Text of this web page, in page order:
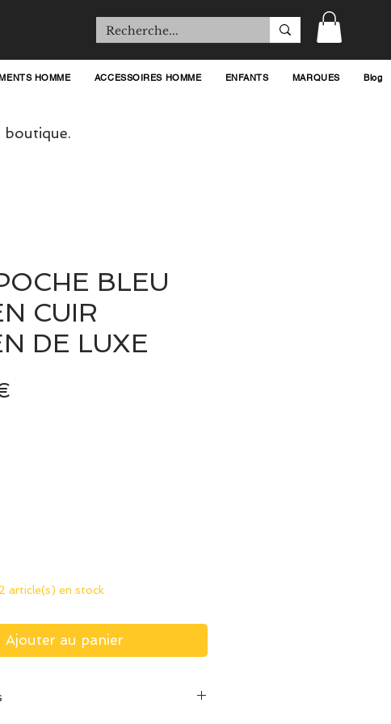
HOMME ACCESSOIRES HOMME ENFANTS MARQUES Blog
boutique.
BLEU
CUIR
DE LUXE
article(s) en stock
Ajouter au panier